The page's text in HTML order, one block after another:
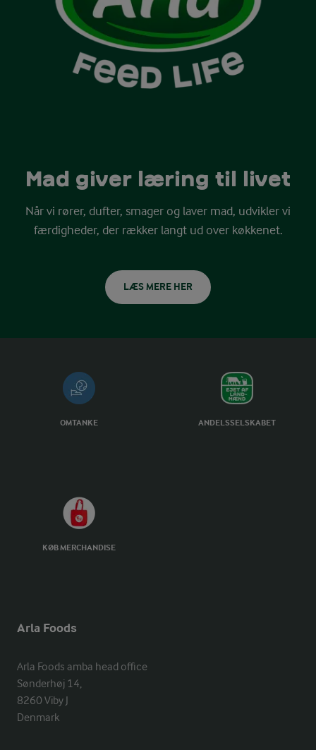
Mad giver læring til livet
Når vi rører, dufter, smager og laver mad, udvikler vi
færdigheder, der rækker langt ud over køkkenet.
LÆS MERE HER
OMTANKE ANDELSSELSKABET
KØB MERCHANDISE
Arla Foods
Arla Foods amba head office
Sønderhøj 14,
8260 Viby J
Denmark